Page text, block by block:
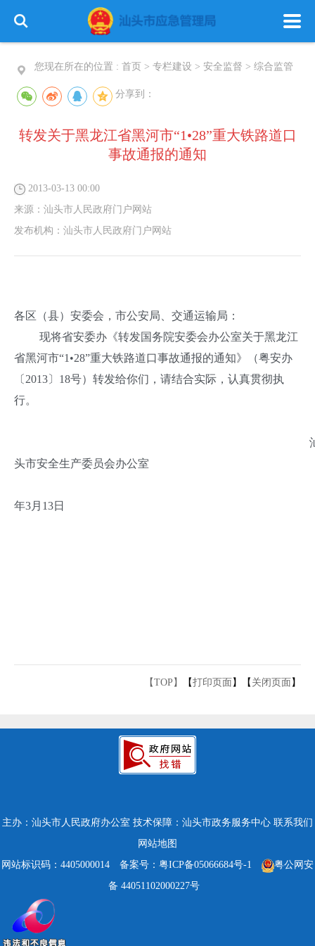
首 页 政务公开 政务服务
您现在所在的位置 : 首页 > 专栏建设 > 安全监督 > 综合监管
分享到：
转发关于黑龙江省黑河市“1•28”重大铁路道口
事故通报的通知
2013-03-13 00:00
来源： 汕头市人民政府门户网站
发布机构： 汕头市人民政府门户网站
各区（县）安委会，市公安局、交通运输局：
现将省安委办《转发国务院安委会办公室关于黑龙江
省黑河市“1•28”重大铁路道口事故通报的通知》（粤安办
〔2013〕18号）转发给你们，请结合实际，认真贯彻执
行。
头市安全生产委员会办公室
年3月13日
【TOP】 【打印页面 】【 关闭页面 】
主办：汕头市人民政府办公室 技术保障：汕头市政务服务中心 联系我们
网站地图
网站标识码：4405000014
备案号：粤ICP备05066684号-1
粤公网安
备 44051102000227号